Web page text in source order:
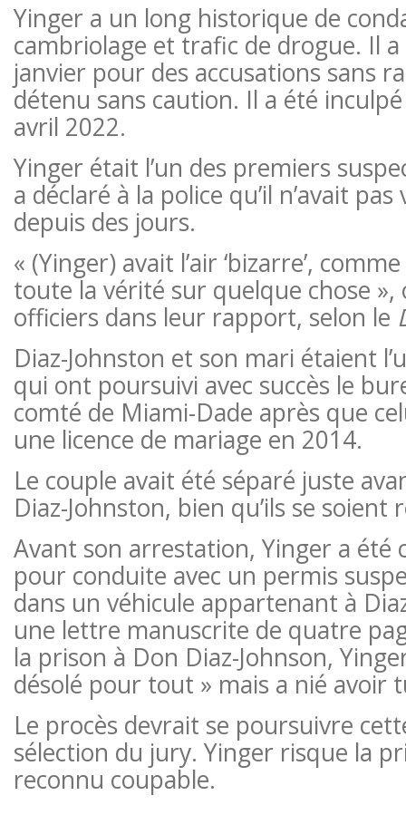
Yinger a un long historique de
cambriolage et trafic de drogue. Il
janvier pour des accusations sans
détenu sans caution. Il a été
avril 2022.
Yinger était l’un des premiers
a déclaré à la police qu’il n’avait
depuis des jours.
« (Yinger) avait l’air ‘bizarre’,
toute la vérité sur quelque chose »,
officiers dans leur rapport, selon le
Diaz-Johnston et son mari étaient
qui ont poursuivi avec succès le
comté de Miami-Dade après que
une licence de mariage en 2014.
Le couple avait été séparé juste
Diaz-Johnston, bien qu’ils se soient
Avant son arrestation, Yinger a été
pour conduite avec un permis
dans un véhicule appartenant à
une lettre manuscrite de quatre
la prison à Don Diaz-Johnson,
désolé pour tout » mais a nié avoir
Le procès devrait se poursuivre
sélection du jury. Yinger risque la
reconnu coupable.